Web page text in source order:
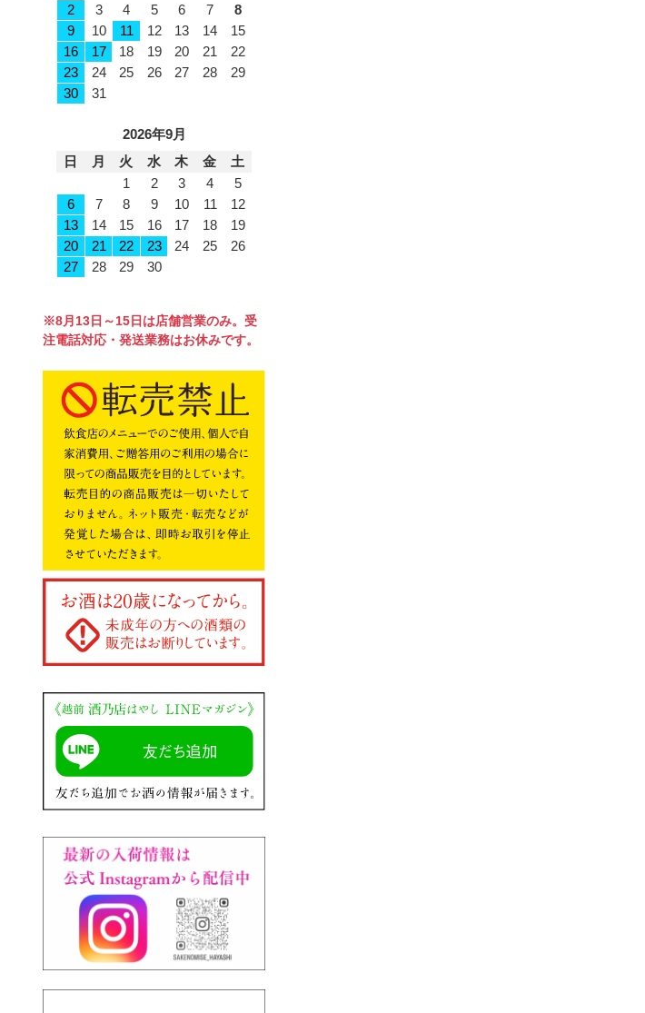
2
3 4 5 6 7
8
9
10 11 12 13 14
15
16
17 18 19 20 21
22
23
24 25 26 27 28
29
30
31
2026年9月
日
月 火 水 木 金
土
1
2 3 4
5
6
7 8 9 10 11
12
13
14 15 16 17 18
19
20
21 22 23 24 25
26
27
28 29 30
※8月13日～15日は店舗営業のみ。受
注電話対応・発送業務はお休みです。